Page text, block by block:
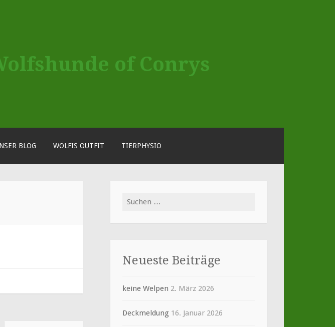
of Conrys
BLOG WÖLFIS OUTFIT TIERPHYSIO
Suche
Neueste Beiträge
keine Welpen 2. März 2026
Deckmeldung 16. Januar 2026